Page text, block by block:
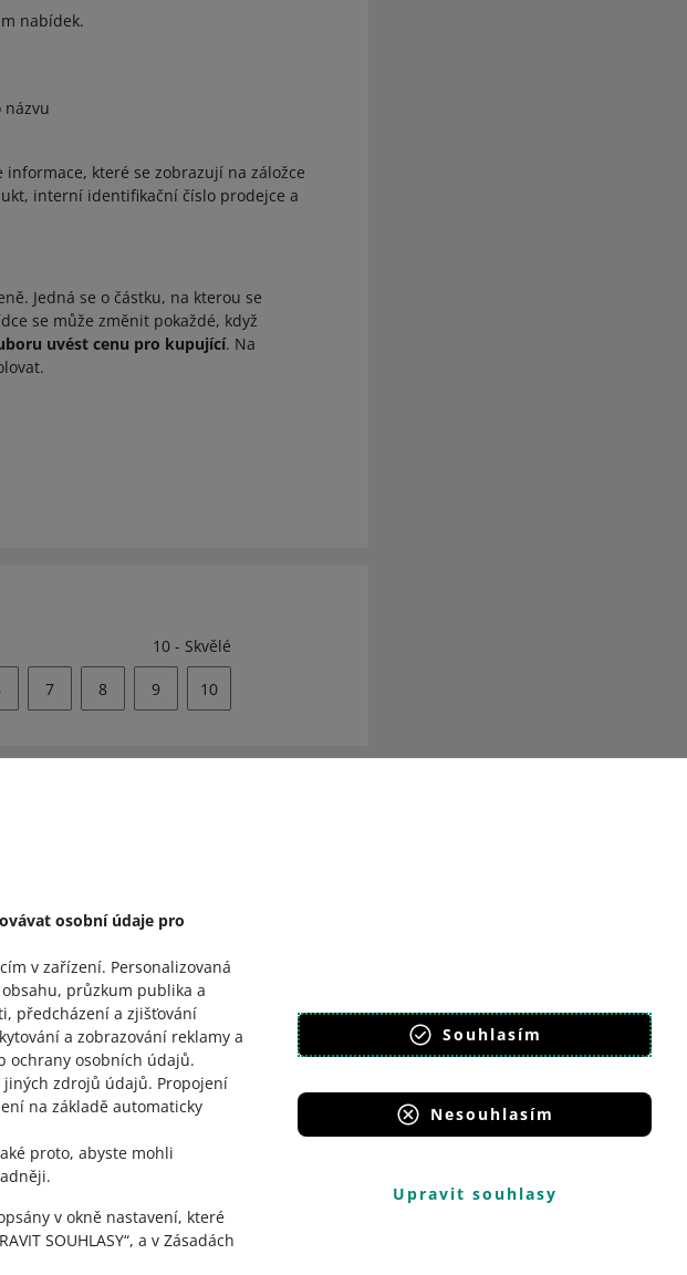
osobní údaje pro
v zařízení. Personalizovaná
průzkum publika a
předcházení a zjišťování
a zobrazování reklamy a
ochrany osobních údajů.
jiných zdrojů údajů. Propojení
na základě automaticky
proto, abyste mohli
v okně nastavení, které
SOUHLASY“, a v Zásadách
Souhlasím
Nesouhlasím
Upravit souhlasy
nabídek.
které se zobrazují na záložce
interní identifikační číslo prodejce a
Jedná se o částku, na kterou se
se může změnit pokaždé, když
uvést cenu pro kupující. Na
10 - Skvělé
7 8 9 10